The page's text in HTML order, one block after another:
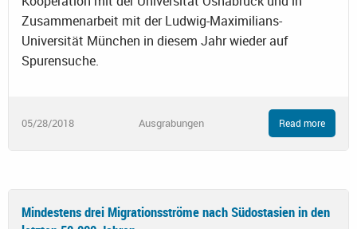
Zusammenarbeit mit der Ludwig-Maximilians-
Universität München in diesem Jahr wieder auf
Spurensuche.
05/28/2018 Ausgrabungen Read more
Mindestens drei Migrationsströme nach Südostasien in den